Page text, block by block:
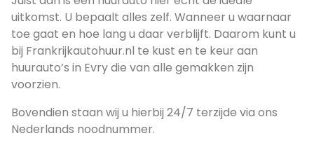
uitkomst. U bepaalt alles zelf. Wanneer u waarnaar
toe gaat en hoe lang u daar verblijft. Daarom kunt u
bij Frankrijkautohuur.nl te kust en te keur aan
huurauto’s in Evry die van alle gemakken zijn
voorzien.
Bovendien staan wij u hierbij 24/7 terzijde via ons
Nederlands noodnummer.